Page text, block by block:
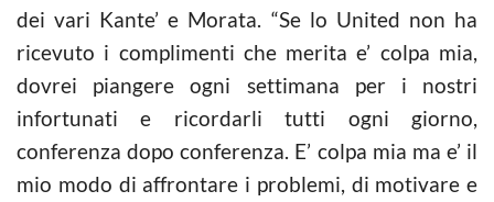
dei vari Kante’ e Morata. “Se lo United non ha
ricevuto i complimenti che merita e’ colpa mia,
dovrei piangere ogni settimana per i nostri
infortunati e ricordarli tutti ogni giorno,
conferenza dopo conferenza. E’ colpa mia ma e’ il
mio modo di affrontare i problemi, di motivare e